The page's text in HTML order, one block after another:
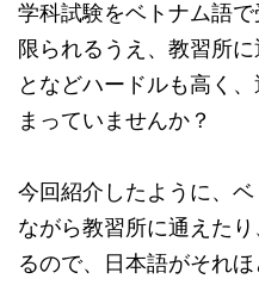
学科試験をベトナム語
限られるうえ、教習所
となどハードルも高く
まっていませんか？
今回紹介したように、
ながら教習所に通えた
るので、日本語がそれ